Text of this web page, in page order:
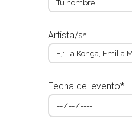
Artista/s*
Fecha del evento*